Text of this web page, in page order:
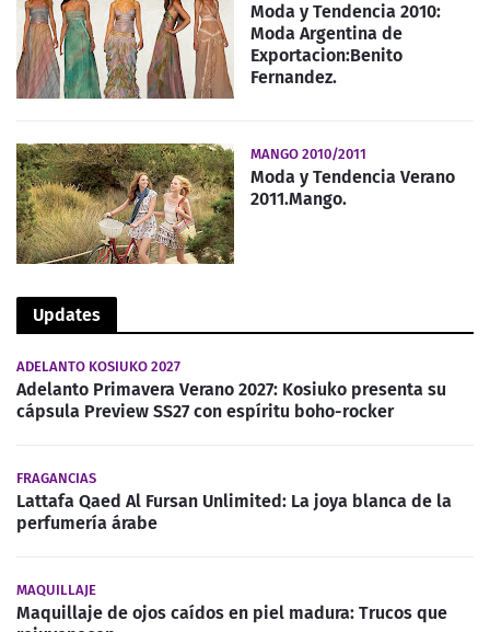
Moda y Tendencia 2010:
Moda Argentina de
Exportacion:Benito
Fernandez.
MANGO 2010/2011
Moda y Tendencia Verano
2011.Mango.
Updates
ADELANTO KOSIUKO 2027
Adelanto Primavera Verano 2027: Kosiuko presenta su
cápsula Preview SS27 con espíritu boho-rocker
FRAGANCIAS
Lattafa Qaed Al Fursan Unlimited: La joya blanca de la
perfumería árabe
MAQUILLAJE
Maquillaje de ojos caídos en piel madura: Trucos que